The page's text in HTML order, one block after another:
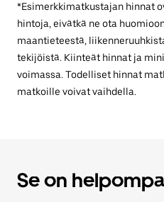
*Esimerkkimatkustajan hinnat
hintoja, eivätkä ne ota
maantieteestä,
tekijöistä. Kiinteät hinnat ja
voimassa. Todelliset hinnat
matkoille voivat vaihdella.
Se on